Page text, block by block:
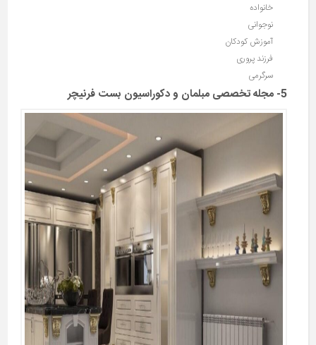
خانواده
نوجوانی
آموزش کودکان
فرزند پروری
سرگرمی
5- مجله تخصصی مبلمان و دکوراسیون بست فرنیچر